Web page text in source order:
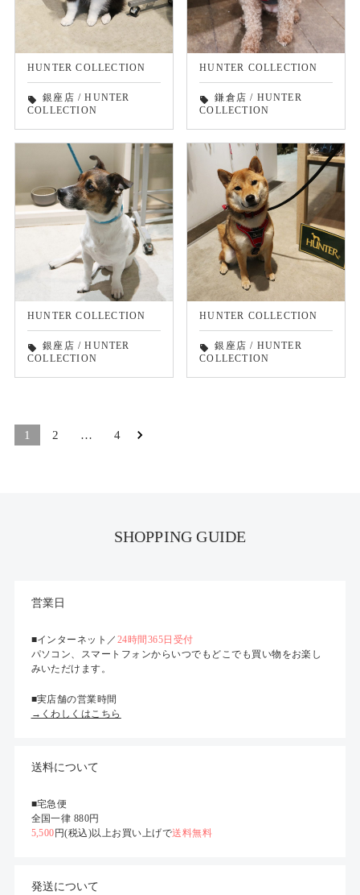
HUNTER COLLECTION
local_offer 銀座店 /HUNTER
COLLECTION
HUNTER COLLECTION
local_offer 鎌倉店 / HUNTER
COLLECTION
HUNTER COLLECTION
local_offer 銀座店 /HUNTER
COLLECTION
HUNTER COLLECTION
local_offer 銀座店 / HUNTER
COLLECTION
1 2 … 4
SHOPPING GUIDE
営業日
■インターネット／ 24時間365日受付
パソコン、スマートフォンからいつでもどこでも買い物をお楽し
みいただけます。
■実店舗の営業時間
→くわしくはこちら
送料について
■宅急便
全国一律 880円
5,500 円(税込)以上お買い上げで送料無料
発送について